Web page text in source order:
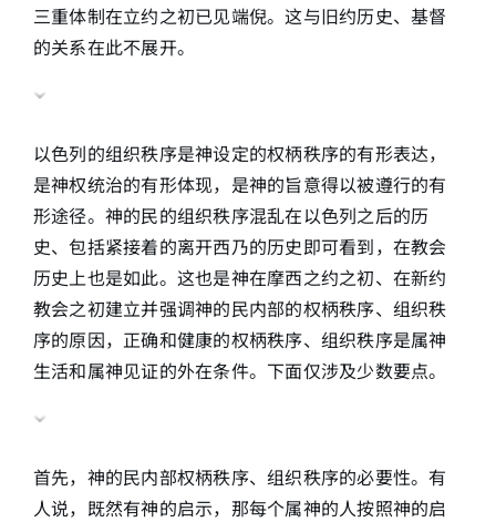
三重体制在立约之初已见端倪。这与旧约历史、基督
的关系在此不展开。
以色列的组织秩序是神设定的权柄秩序的有形表达，
是神权统治的有形体现，是神的旨意得以被遵行的有
形途径。神的民的组织秩序混乱在以色列之后的历
史、包括紧接着的离开西乃的历史即可看到，在教会
历史上也是如此。这也是神在摩西之约之初、在新约
教会之初建立并强调神的民内部的权柄秩序、组织秩
序的原因，正确和健康的权柄秩序、组织秩序是属神
生活和属神见证的外在条件。下面仅涉及少数要点。
首先，神的民内部权柄秩序、组织秩序的必要性。有
人说，既然有神的启示，那每个属神的人按照神的启